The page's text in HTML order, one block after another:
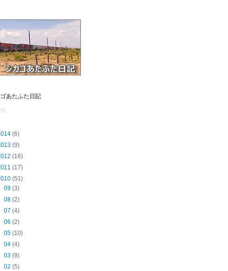
あたふた日記
...
(6)
(9)
(16)
(17)
(51)
09(3)
08(2)
07(4)
06(2)
05(10)
04(4)
03(9)
02(5)